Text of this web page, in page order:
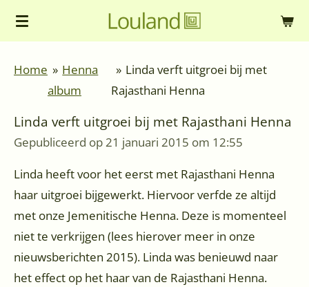
Ga
de
hoofdinhoud
Home » Henna
album
» Linda verft uitgroei bij met
Rajasthani Henna
Linda verft uitgroei bij met Rajasthani Henna
Gepubliceerd op 21 januari 2015 om 12:55
Linda heeft voor het eerst met Rajasthani Henna
haar uitgroei bijgewerkt. Hiervoor verfde ze altijd
met onze Jemenitische Henna. Deze is momenteel
niet te verkrijgen (lees hierover meer in onze
nieuwsberichten 2015). Linda was benieuwd naar
het effect op het haar van de Rajasthani Henna.